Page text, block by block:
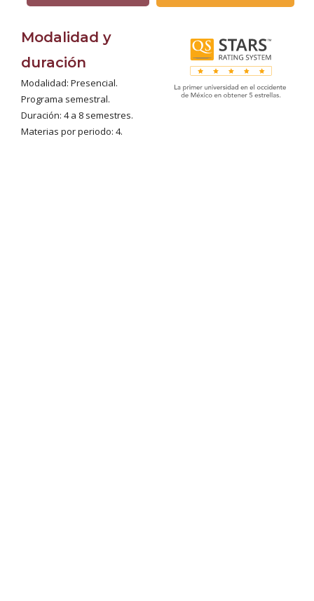
Modalidad y
duración
Modalidad: Presencial.
Programa semestral.
Duración: 4 a 8 semestres.
Materias por periodo: 4.